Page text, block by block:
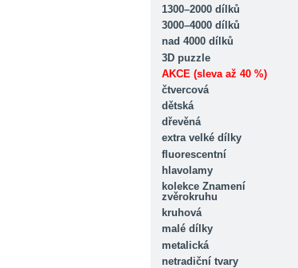
1300–2000 dílků
3000–4000 dílků
nad 4000 dílků
3D puzzle
AKCE (sleva až 40 %)
čtvercová
dětská
dřevěná
extra velké dílky
fluorescentní
hlavolamy
kolekce Znamení
zvěrokruhu
kruhová
malé dílky
metalická
netradiční tvary